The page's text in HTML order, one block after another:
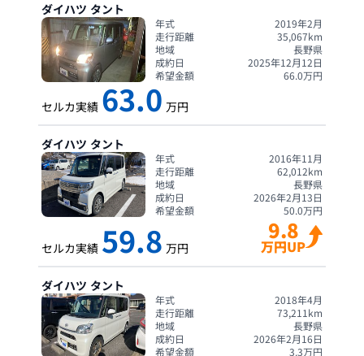
ダイハツ タント
年式
2019年2月
走行距離
35,067km
地域
長野県
成約日
2025年12月12日
希望金額
66.0万円
セルカ実績 63.0 万円
ダイハツ タント
年式
2016年11月
走行距離
62,012km
地域
長野県
成約日
2026年2月13日
希望金額
50.0万円
セルカ実績 59.8 万円
9.8
万円UP
ダイハツ タント
年式
2018年4月
走行距離
73,211 km
地域
長野県
成約日
2026年2月16日
希望金額
3.3万円